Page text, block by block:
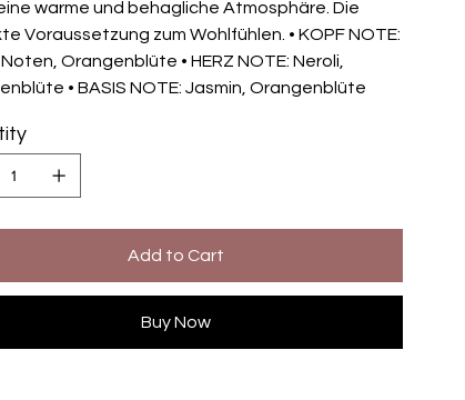
warme und behagliche Atmosphäre. Die
Voraussetzung zum Wohlfühlen. • KOPF NOTE:
Orangenblüte • HERZ NOTE: Neroli,
• BASIS NOTE: Jasmin, Orangenblüte
Add to Cart
Buy Now